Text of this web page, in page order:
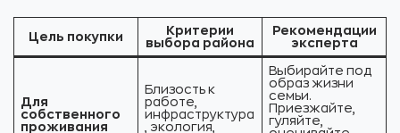
Цель покупки
Критерии
выбора района
Рекомендации
эксперта
Для
собственного
проживания
Близость к
работе,
инфраструктура
, экология,
Выбирайте под
образ жизни
семьи.
Приезжайте,
гуляйте,